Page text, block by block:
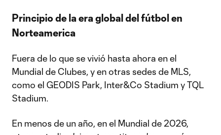
Principio de la era global del fútbol en
Norteamerica
Fuera de lo que se vivió hasta ahora en el
Mundial de Clubes, y en otras sedes de MLS,
como el GEODIS Park, Inter&Co Stadium y TQL
Stadium.
En menos de un año, en el Mundial de 2026,